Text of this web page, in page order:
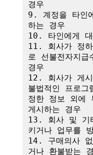
경우
9. 계정을 타인
하는 경우
10. 타인에게
11. 회사가 정
로 선불전자지급
경우
12. 회사가 게
불법적인 프로
정한 정보 외에
게시하는 경우
13. 회사 및 기
키거나 업무를
14. 구매의사
거나 환불받는